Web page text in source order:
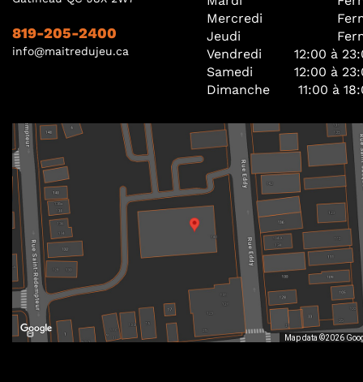
819-205-2400
info@maitredujeu.ca
Mercredi
Jeudi
Vendredi
12:00 à
Samedi
12:00 à
Dimanche
11:00 à
Map data ©2026